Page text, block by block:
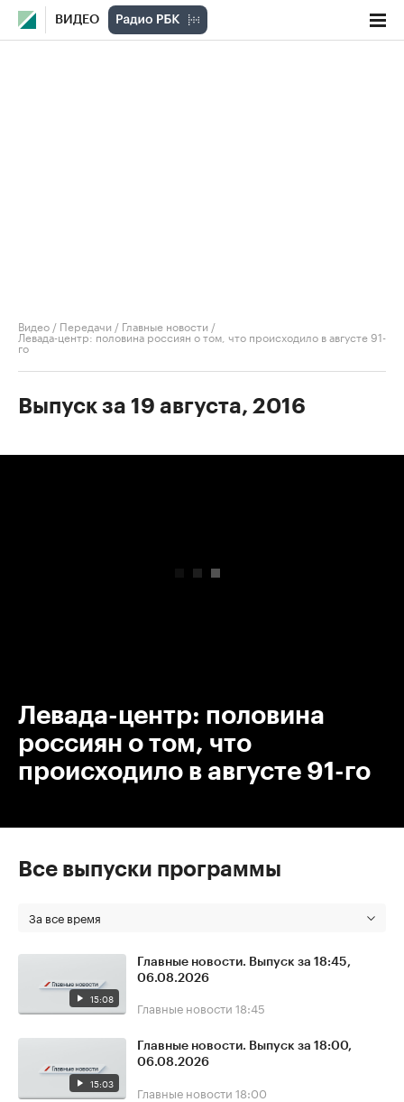
ВИДЕО
Видео / Передачи / Главные новости /
Левада-центр: половина россиян о том, что происходило в августе 91-
го
Выпуск за 19 августа, 2016
Левада-центр: половина
россиян о том, что
происходило в августе 91-го
Все выпуски программы
За все время
15:08
Главные новости. Выпуск за 18:45,
06.08.2026
Главные новости 18:45
15:03
Главные новости. Выпуск за 18:00,
06.08.2026
Главные новости 18:00